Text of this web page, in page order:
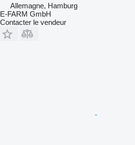
Allemagne, Hamburg
E-FARM GmbH
Contacter le vendeur